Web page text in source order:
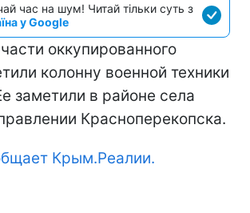
час на шум! Читай тільки суть з
у Google
оккупированного
колонну военной техники
заметили в районе села
Красноперекопска.
Крым.Реалии.